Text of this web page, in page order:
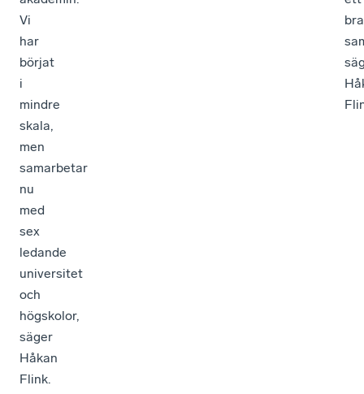
Vi
har
börjat
i
mindre
skala,
men
samarbetar
nu
med
sex
ledande
universitet
och
högskolor,
säger
Håkan
Flink.
bra